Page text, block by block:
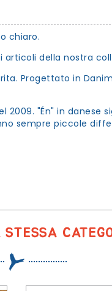
chiaro.
della nostra
Progettato in
"Én" in danese
sempre piccole